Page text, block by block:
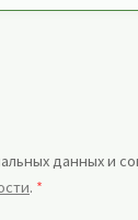
данных и
. *